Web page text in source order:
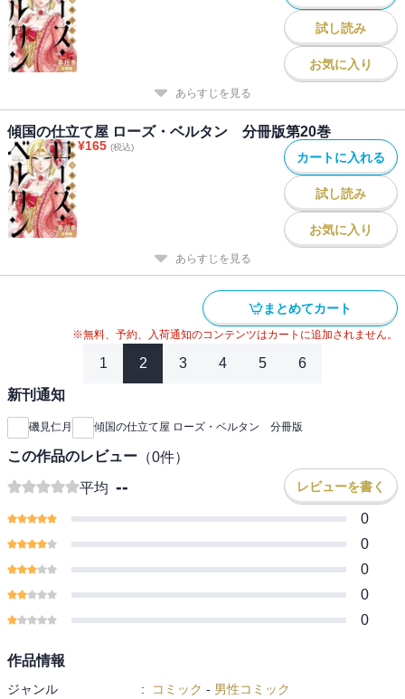
試し読み
お気に入り
あらすじを見る
傾国の仕立て屋 ローズ・ベルタン 分冊版第20巻
¥165 (税込)
カートに入れる
試し読み
お気に入り
あらすじを見る
まとめてカート
※無料、予約、入荷通知のコンテンツはカートに追加されません。
1 2 3 4 5 6
新刊通知
磯見仁月 傾国の仕立て屋 ローズ・ベルタン 分冊版
この作品のレビュー （0件）
平均 -- レビューを書く
0
0
0
0
0
作品情報
ジャンル : コミック - 男性コミック